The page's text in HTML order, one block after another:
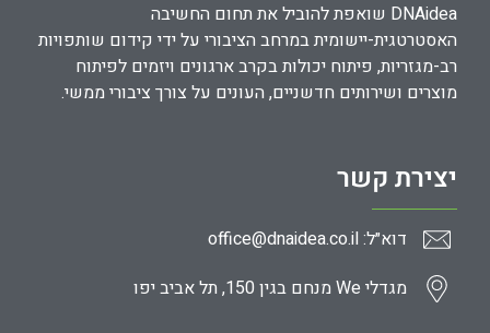
DNAidea שואפת להוביל את תחום החשיבה
האסטרטגית-יישומית במרחב הציבורי על ידי קידום שותפויות
רב-מגזריות, פיתוח יכולות בקרב ארגונים ויזמים לפיתוח
מוצרים ושירותים חדשניים, העונים על צורך ציבורי ממשי.
יצירת קשר
דוא״ל: office@dnaidea.co.il
מגדלי We מנחם בגין 150, תל אביב יפו